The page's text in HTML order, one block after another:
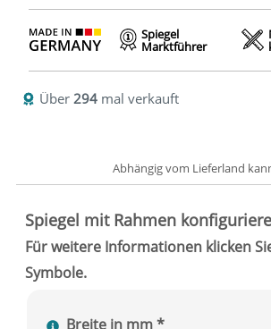
Spiegel
Marktführer
Über 294 mal verkauft
Abhängig vom Lieferland
Breite in mm *